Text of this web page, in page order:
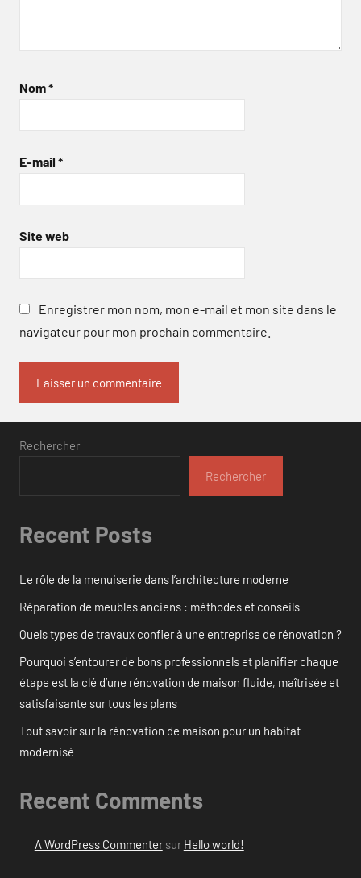
Nom*
E-mail *
Site web
Enregistrer mon nom, mon e-mail et mon site dans le
navigateur pour mon prochain commentaire.
Rechercher
Rechercher
Recent Posts
Le rôle de la menuiserie dans l’architecture moderne
Réparation de meubles anciens : méthodes et conseils
Quels types de travaux confier à une entreprise de rénovation ?
Pourquoi s’entourer de bons professionnels et planifier chaque
étape est la clé d’une rénovation de maison fluide, maîtrisée et
satisfaisante sur tous les plans
Tout savoir sur la rénovation de maison pour un habitat
modernisé
Recent Comments
A WordPress Commentersur Hello world!